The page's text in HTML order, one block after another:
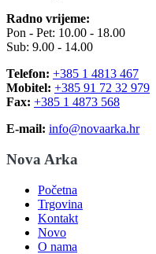
Radno vrijeme:
Pon - Pet: 10.00 - 18.00
Sub: 9.00 - 14.00
Telefon: +385 1 4813 467
Mobitel: +385 91 72 32 979
Fax: +385 1 4873 568
E-mail: info@novaarka.hr
Nova Arka
Početna
Trgovina
Kontakt
Novo
O nama